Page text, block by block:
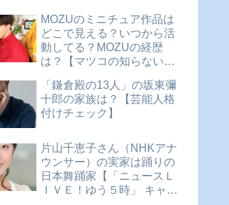
MOZUのミニチュア作品は
どこで見える？いつから活
動してる？MOZUの経歴
は？【マツコの知らない世
「鎌倉殿の13人」の坂東彌
十郎の家族は？【芸能人格
付けチェック】
片山千恵子さん（NHKアナ
ウンサー）の実家は踊りの
日本舞踊家【「ニュースＬ
ＩＶＥ！ゆう５時」 キャス